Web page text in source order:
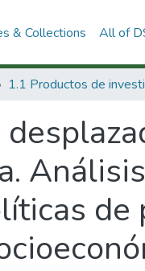
& Collections All of